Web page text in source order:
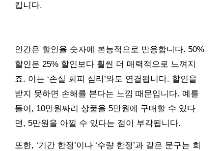
킵니다.
인간은 할인율 숫자에 본능적으로 반응합니다. 50%
할인은 25% 할인보다 훨씬 더 매력적으로 느껴지
죠. 이는 ‘손실 회피 심리’와도 연결됩니다. 할인을
받지 못하면 손해를 본다는 느낌 때문입니다. 예를
들어, 10만원짜리 상품을 5만원에 구매할 수 있다
면, 5만원을 아낄 수 있다는 점이 부각됩니다.
또한, ‘기간 한정’이나 ‘수량 한정’과 같은 문구는 희